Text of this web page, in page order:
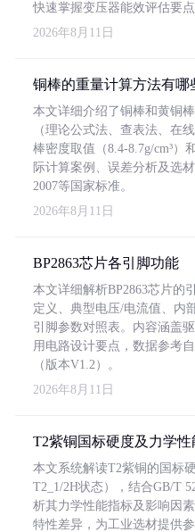
快速掌握变压器能效评估要点
2026年8月11日
铜棒的重量计算方法有哪
本文详细介绍了铜棒和黄铜
（理论公式法、查表法、在
棒密度取值（8.4-8.7g/cm³）
际计算案例、误差分析及选
2007等国家标准。
2026年8月11日
BP2863芯片各引脚功能
本文详细解析BP2863芯片的
定义、典型电压/电流值、内
引脚参数对照表。内容涵盖
用电路设计要点，数据参考
（版本V1.2）。
2026年8月11日
T2紫铜国标硬度及力学性
本文系统解读T2紫铜的国标
T2_1/2H状态），结合GB/T
析其力学性能指标及影响因
特性差异，为工业选材提供参